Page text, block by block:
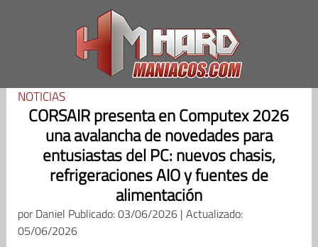
NOTICIAS
CORSAIR presenta en Computex 2026
una avalancha de novedades para
entusiastas del PC: nuevos chasis,
refrigeraciones AIO y fuentes de
alimentación
porDaniel Publicado: 03/06/2026 | Actualizado:
05/06/2026